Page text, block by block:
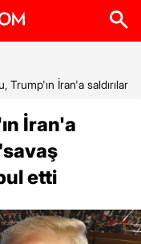
Trump'ın İran'a
İran'a
etti